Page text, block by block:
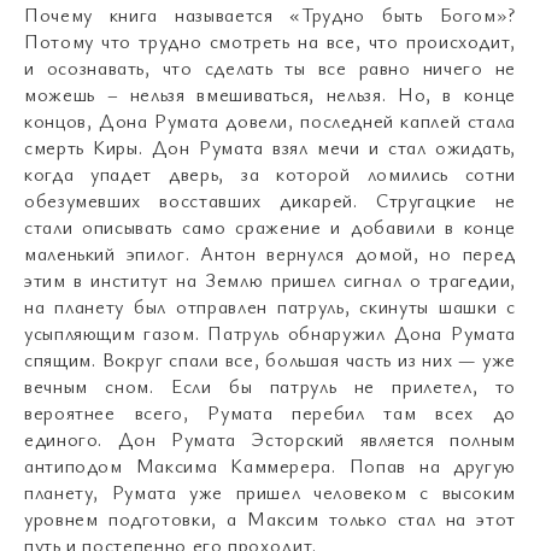
Почему книга называется «Трудно быть Богом»?
Потому что трудно смотреть на все, что происходит,
и осознавать, что сделать ты все равно ничего не
можешь – нельзя вмешиваться, нельзя. Но, в конце
концов, Дона Румата довели, последней каплей стала
смерть Киры. Дон Румата взял мечи и стал ожидать,
когда упадет дверь, за которой ломились сотни
обезумевших восставших дикарей. Стругацкие не
стали описывать само сражение и добавили в конце
маленький эпилог. Антон вернулся домой, но перед
этим в институт на Землю пришел сигнал о трагедии,
на планету был отправлен патруль, скинуты шашки с
усыпляющим газом. Патруль обнаружил Дона Румата
спящим. Вокруг спали все, большая часть из них — уже
вечным сном. Если бы патруль не прилетел, то
вероятнее всего, Румата перебил там всех до
единого. Дон Румата Эсторский является полным
антиподом Максима Каммерера. Попав на другую
планету, Румата уже пришел человеком с высоким
уровнем подготовки, а Максим только стал на этот
путь и постепенно его проходит.